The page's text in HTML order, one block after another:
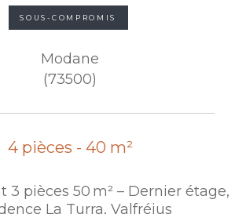
SOUS-COMPROMIS
Modane
(73500)
4 pièces - 40 m²
3 pièces 50 m² – Dernier étage,
La Turra, Valfréjus